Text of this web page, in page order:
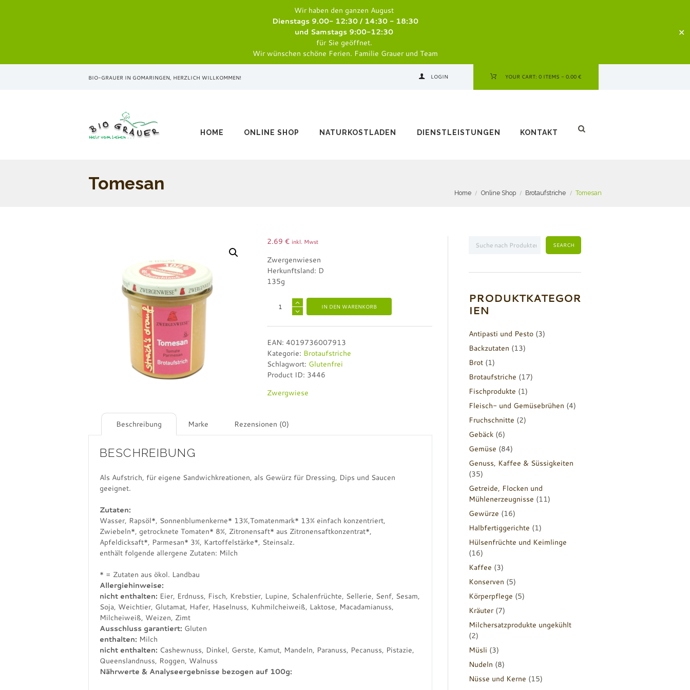
Wir haben den ganzen August
Dienstags 9.00- 12:30 / 14:30 - 18:30
und Samstags 9:00-12:30
für Sie geöffnet.
Wir wünschen schöne Ferien. Familie Grauer und Team
✕
BIO-GRAUER IN GOMARINGEN, HERZLICH WILLKOMMEN! LOGIN YOUR CART: 0 ITEMS -0.00 €
HOME ONLINE SHOP NATURKOSTLADEN DIENSTLEISTUNGEN KONTAKT
Tomesan Home Online Shop Brotaufstriche Tomesan
2.69€ inkl. Mwst
Zwergenwiesen
Herkunftsland: D
135g
IN DEN WARENKORB
t
EAN: 4019736007913
Kategorie: Brotaufstriche
Schlagwort: Glutenfrei
Product ID: 3446
Zwergwiese
Beschreibung Marke Rezensionen (0)
BESCHREIBUNG
Als Aufstrich, für eigene Sandwichkreationen, als Gewürz für Dressing, Dips und Saucen
geeignet.
Zutaten:
Wasser, Rapsöl*, Sonnenblumenkerne* 13%,Tomatenmark* 13% einfach konzentriert,
Zwiebeln*, getrocknete Tomaten* 8%, Zitronensaft* aus Zitronensaftkonzentrat*,
Apfeldicksaft*, Parmesan* 3%, Kartoffelstärke*, Steinsalz.
enthält folgende allergene Zutaten: Milch
* = Zutaten aus ökol. Landbau
Allergiehinweise:
nicht enthalten: Eier, Erdnuss, Fisch, Krebstier, Lupine, Schalenfrüchte, Sellerie, Senf, Sesam,
Soja, Weichtier, Glutamat, Hafer, Haselnuss, Kuhmilcheiweiß, Laktose, Macadamianuss,
Milcheiweiß, Weizen, Zimt
Ausschluss garantiert: Gluten
enthalten: Milch
nicht enthalten: Cashewnuss, Dinkel, Gerste, Kamut, Mandeln, Paranuss, Pecanuss, Pistazie,
Queenslandnuss, Roggen, Walnuss
Nährwerte & Analyseergebnisse bezogen auf 100g:
PRODUKTKATEGOR
IEN
Antipasti und Pesto (3)
Backzutaten (13)
Brot (1)
Brotaufstriche (17)
Fischprodukte (1)
Fleisch- und Gemüsebrühen (4)
Fruchschnitte (2)
Gebäck (6)
Gemüse (84)
Genuss, Kaffee & Süssigkeiten
(35)
Getreide, Flocken und
Mühlenerzeugnisse (11)
Gewürze (16)
Halbfertiggerichte (1)
Hülsenfrüchte und Keimlinge
(16)
Kaffee (3)
Konserven (5)
Körperpflege (5)
Kräuter (7)
Milchersatzprodukte ungekühlt
(2)
Müsli (3)
Nudeln (8)
Nüsse und Kerne (15)